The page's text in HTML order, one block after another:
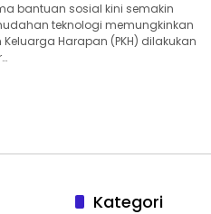
bantuan sosial kini semakin
teknologi memungkinkan
Harapan (PKH) dilakukan
Kategori